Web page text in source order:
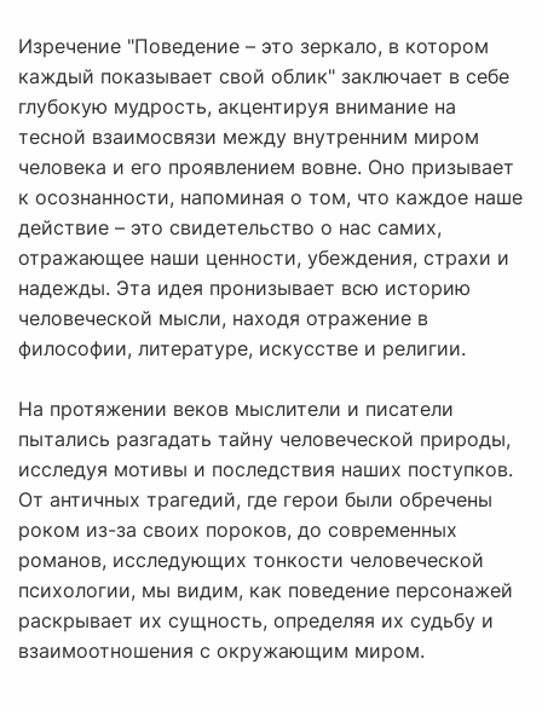
Изречение "Поведение – это зеркало, в котором
каждый показывает свой облик" заключает в себе
глубокую мудрость, акцентируя внимание на
тесной взаимосвязи между внутренним миром
человека и его проявлением вовне. Оно призывает
к осознанности, напоминая о том, что каждое наше
действие – это свидетельство о нас самих,
отражающее наши ценности, убеждения, страхи и
надежды. Эта идея пронизывает всю историю
человеческой мысли, находя отражение в
философии, литературе, искусстве и религии.
На протяжении веков мыслители и писатели
пытались разгадать тайну человеческой природы,
исследуя мотивы и последствия наших поступков.
От античных трагедий, где герои были обречены
роком из-за своих пороков, до современных
романов, исследующих тонкости человеческой
психологии, мы видим, как поведение персонажей
раскрывает их сущность, определяя их судьбу и
взаимоотношения с окружающим миром.